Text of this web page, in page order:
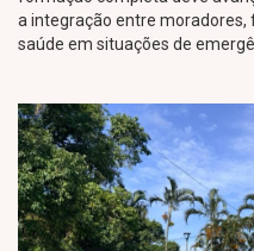
a integração entre moradores,
saúde em situações de